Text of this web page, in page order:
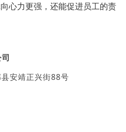
心力更强，还能促进员工的责
安靖正兴街88号